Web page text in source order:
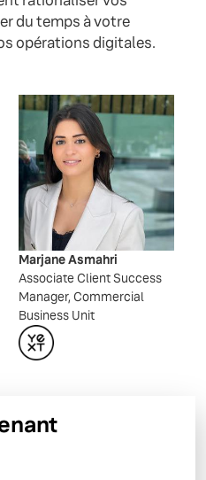
du temps à votre
opérations digitales.
Marjane Asmahri
Associate Client Success
Manager, Commercial
Business Unit